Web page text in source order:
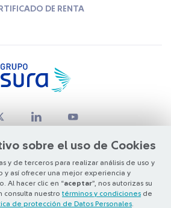
sobre el uso de Cookies
y de terceros para realizar análisis de uso y
y así ofrecer una mejor experiencia y
Al hacer clic en “aceptar”, nos autorizas su
consulta nuestro términos y condiciones de
de protección de Datos Personales
DE RENTA
Grupo SURA 2026